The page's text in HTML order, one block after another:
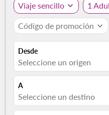
Viaje sencillo expand_more 1
Código de promoción expand_more
Desde
Seleccione un origen
A
Seleccione un destino